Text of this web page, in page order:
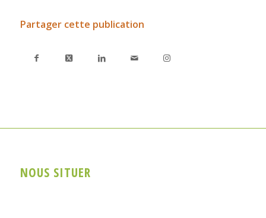
Partager cette publication
NOUS SITUER